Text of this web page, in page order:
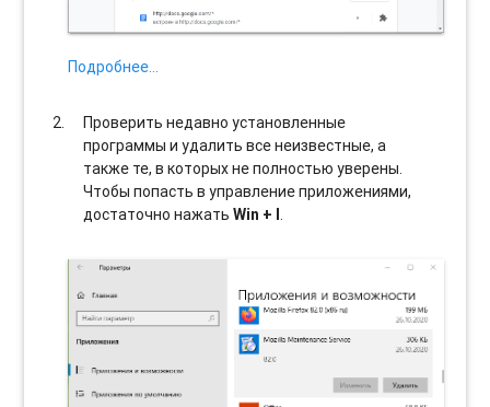
Подробнее…
Проверить недавно установленные
программы и удалить все неизвестные, а
также те, в которых не полностью уверены.
Чтобы попасть в управление приложениями,
достаточно нажатьWin + I.